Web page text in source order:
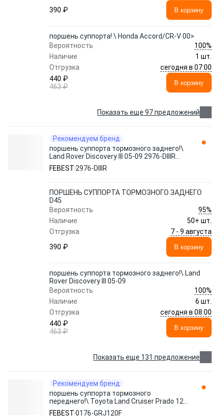
390 ₽
В корзину
поршень суппорта! \ Honda Accord/CR-V 00>
Вероятность
100%
Наличие
1 шт.
Отгрузка
сегодня в 07:00
440 ₽
463 ₽
В корзину
Показать еще 97 предложений
Рекомендуем бренд
поршень суппорта тормозного заднего!\
Land Rover Discovery III 05-09 2976-DIIIR
FEBEST
FEBEST 2976-DIIIR
ПОРШЕНЬ СУППОРТА ТОРМОЗНОГО ЗАДНЕГО
D45
Вероятность
95%
Наличие
50+ шт.
Отгрузка
7 - 9 августа
390 ₽
В корзину
поршень суппорта тормозного заднего!\ Land
Rover Discovery III 05-09
Вероятность
100%
Наличие
6 шт.
Отгрузка
сегодня в 08:00
440 ₽
463 ₽
В корзину
Показать еще 131 предложение
Рекомендуем бренд
поршень суппорта тормозного
переднего!\ Toyota Land Cruiser Prado 120
02> 0176-GRJ120F FEBEST
FEBEST0176-GRJ120F